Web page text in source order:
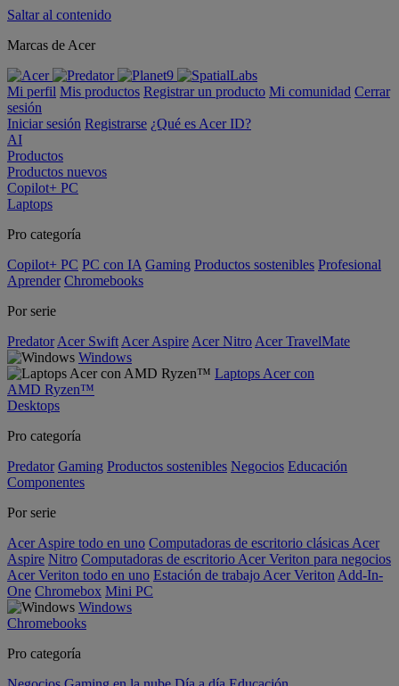
Saltar al contenido
Marcas de Acer
Mi perfil Mis productos Registrar un producto Mi comunidad Cerrar
sesión
Iniciar sesión Registrarse ¿Qué es Acer ID?
AI
Productos
Productos nuevos
Copilot+ PC
Laptops
Pro categoría
Copilot+ PC PC con IA Gaming Productos sostenibles Profesional
Aprender Chromebooks
Por serie
Predator Acer Swift Acer Aspire Acer Nitro Acer TravelMate
Windows
Laptops Acer con
AMD Ryzen™
Desktops
Pro categoría
Predator Gaming Productos sostenibles Negocios Educación
Componentes
Por serie
Acer Aspire todo en uno Computadoras de escritorio clásicas Acer
Aspire Nitro Computadoras de escritorio Acer Veriton para negocios
Acer Veriton todo en uno Estación de trabajo Acer Veriton Add-In-
One Chromebox Mini PC
Windows
Chromebooks
Pro categoría